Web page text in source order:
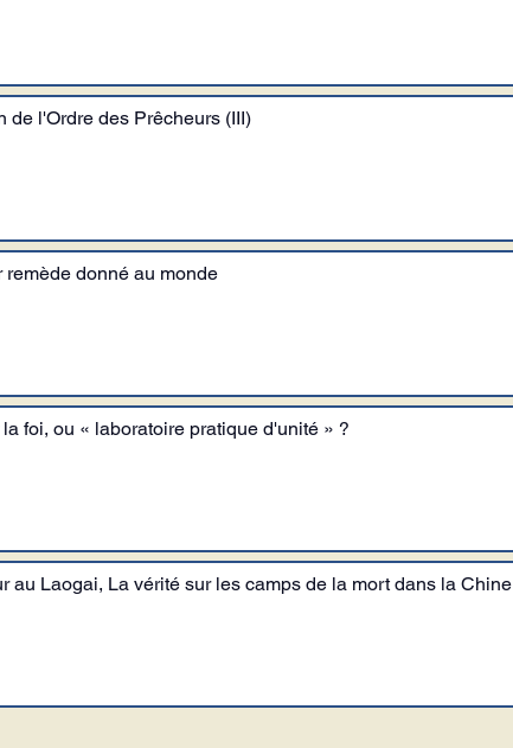
l'Ordre des Prêcheurs (III)
donné au monde
foi, ou « laboratoire pratique d'unité » ?
au Laogai, La vérité sur les camps de la mort dans la Chine